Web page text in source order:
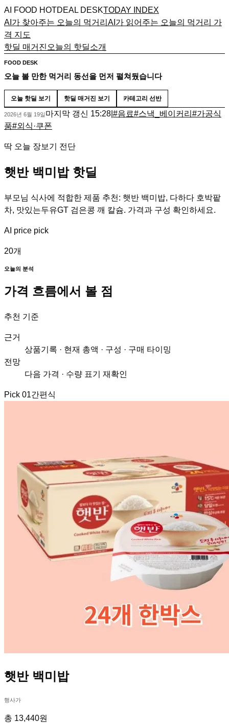
AI FOOD HOTDEAL DESKTODAY INDEX
AI가 찾아주는 오늘의 먹거리 AI가 읽어주는 오늘의 먹거리 가
격 지도
핫딜 매거진 오늘의 핫딜소개
FOOD DESK
오늘 볼 만한 먹거리 동선을 먼저 펼쳐뒀습니다
오늘 핫딜 보기 핫딜 매거진 보기 카테고리 선반
2026년 6월 19일 마지막 갱신 15:28 #음료#스낵_베이커리 #가공식
품#외식·쿠폰
딱 오늘 장보기 전단
햇반 백미밥 핫딜
부모님 식사에 적합한 제품 추천: 햇반 백미밥, 다하다 호박팥
차, 맛있는두유GT 검은콩 깨 칼슘. 가격과 구성 확인하세요.
AI price pick
20개
오늘의 분석
가격 흐름에서 볼 점
추천 기준
근거
상품기록 · 현재 총액 · 구성 · 구매 타이밍
전망
다음 가격 · 수량 표기 재확인
Pick 01간편식
햇반 백미밥
행사가
총 13,440원